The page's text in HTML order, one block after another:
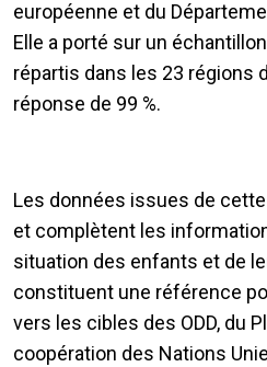
européenne et du
Elle a porté sur un
répartis dans les 23 régions
réponse de 99 %.
Les données issues de
et complètent les
situation des enfants et de
constituent une référence
vers les cibles des ODD, du
coopération des Nations